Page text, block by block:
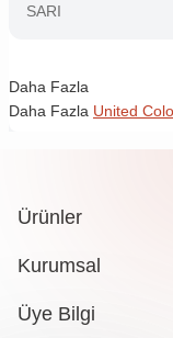
SARI
Daha Fazla
Daha Fazla United
Ürünler
Kurumsal
Üye Bilgi